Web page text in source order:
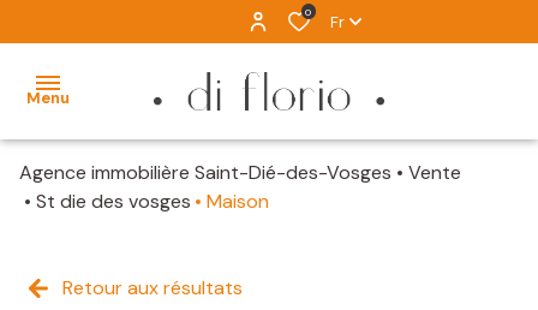
0 Fr
Menu
ACCUEIL
LOCATION
Agence immobilière Saint-Dié-des-Vosges
Vente
St die des vosges
Maison
Retour aux résultats